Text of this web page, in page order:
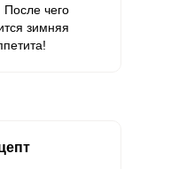
После чего
зимняя